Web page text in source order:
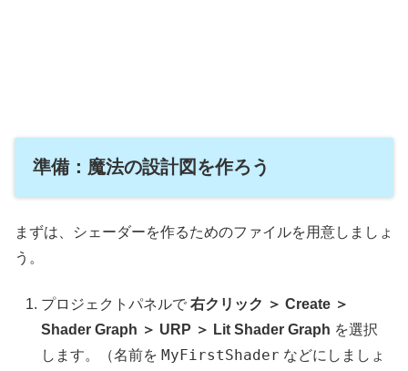
準備：魔法の設計図を作ろう
まずは、シェーダーを作るためのファイルを用意しましょ
う。
プロジェクトパネルで右クリック ＞ Create ＞
Shader Graph ＞ URP ＞ Lit Shader Graph を選択
します。（名前を MyFirstShader などにしましょ